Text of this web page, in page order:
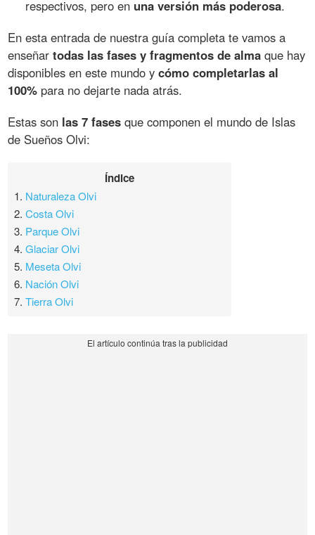
respectivos, pero en una versión más poderosa.
En esta entrada de nuestra guía completa te vamos a
enseñartodas las fases y fragmentos de alma que hay
disponibles en este mundo ycómo completarlas al
100% para no dejarte nada atrás.
Estas son las 7 fases que componen el mundo de Islas
de Sueños Olvi:
Índice
1. Naturaleza Olvi
2.Costa Olvi
3. Parque Olvi
4.Glaciar Olvi
5. Meseta Olvi
6. Nación Olvi
7.Tierra Olvi